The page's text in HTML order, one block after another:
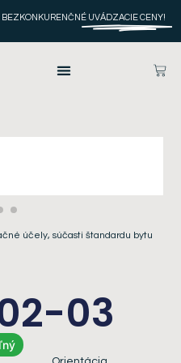
BEZKONKURENČNÉ UVÁDZACIE CENY!
účely, súčasti štandardu bytu
03